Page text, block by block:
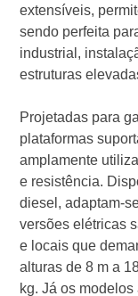
extensíveis,
sendo perfeita
industrial,
estruturas
Projetadas para
plataformas
amplamente
e resistência.
diesel, adaptam-
versões elétricas
e locais que
alturas de 8 m a
kg. Já os